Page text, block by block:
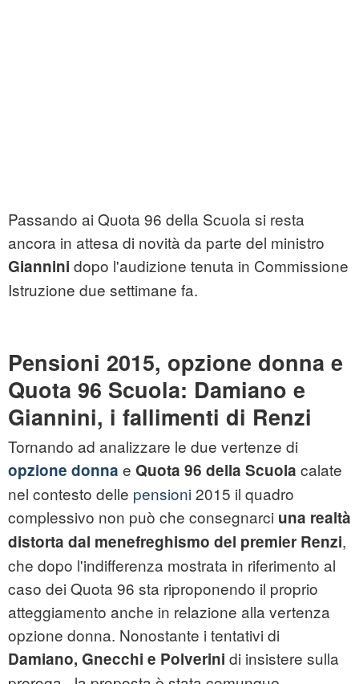
Passando ai Quota 96 della Scuola si resta
ancora in attesa di novità da parte del ministro
Giannini dopo l'audizione tenuta in Commissione
Istruzione due settimane fa.
Pensioni 2015, opzione donna e
Quota 96 Scuola: Damiano e
Giannini, i fallimenti di Renzi
Tornando ad analizzare le due vertenze di
opzione donna e Quota 96 della Scuola calate
nel contesto delle pensioni2015 il quadro
complessivo non può che consegnarci una realtà
distorta dal menefreghismo del premier Renzi,
che dopo l'indifferenza mostrata in riferimento al
caso dei Quota 96 sta riproponendo il proprio
atteggiamento anche in relazione alla vertenza
opzione donna. Nonostante i tentativi di
Damiano, Gnecchi e Polverini di insistere sulla